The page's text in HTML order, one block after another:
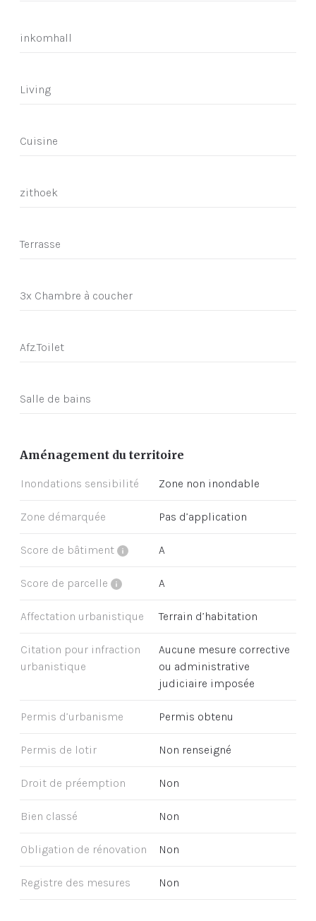
inkomhall
Living
Cuisine
zithoek
Terrasse
3x Chambre à coucher
Afz.Toilet
Salle de bains
Aménagement du territoire
Inondations sensibilité Zone non inondable
Zone démarquée Pas d’application
Score de bâtiment A
Score de parcelle A
Affectation urbanistique Terrain d’habitation
Citation pour infraction
urbanistique
Aucune mesure corrective
ou administrative
judiciaire imposée
Permis d’urbanisme Permis obtenu
Permis de lotir Non renseigné
Droit de préemption Non
Bien classé Non
Obligation de rénovation Non
Registre des mesures Non